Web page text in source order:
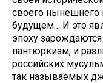
своего нынешнего
будущем… И это
эпоху
пантюркизм, и
российских
так называемых